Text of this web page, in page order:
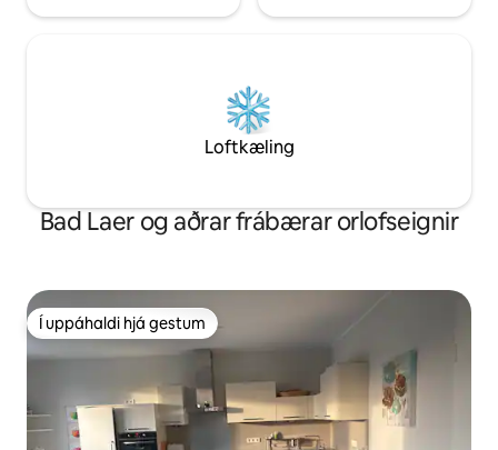
Loftkæling
Bad Laer og aðrar frábærar orlofseignir
Í uppáhaldi hjá gestum
Í uppáhaldi hjá gestum